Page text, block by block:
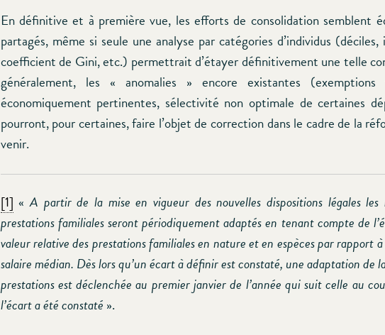
En définitive et à première vue, les efforts de consolidation semblent
partagés, même si seule une analyse par catégories d’individus
coefficient de Gini, etc.) permettrait d’étayer définitivement une telle
généralement, les « anomalies » encore existantes (exemptions
économiquement pertinentes, sélectivité non optimale de certaines
pourront, pour certaines, faire l’objet de correction dans le cadre de la
venir.
[1] «A partir de la mise en vigueur des nouvelles dispositions légales les
prestations familiales seront périodiquement adaptés en tenant compte de
valeur relative des prestations familiales en nature et en espèces par rapport
salaire médian. Dès lors qu’un écart à définir est constaté, une adaptation de
prestations est déclenchée au premier janvier de l’année qui suit celle au
l’écart a été constaté ».